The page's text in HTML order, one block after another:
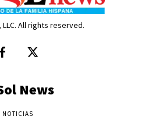
All rights reserved.
News
NOTICIAS